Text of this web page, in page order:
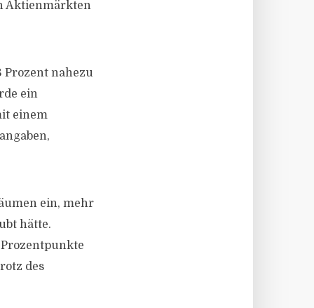
Aktienmärkten
Prozent nahezu
ein
einem
ein, mehr
hätte.
des